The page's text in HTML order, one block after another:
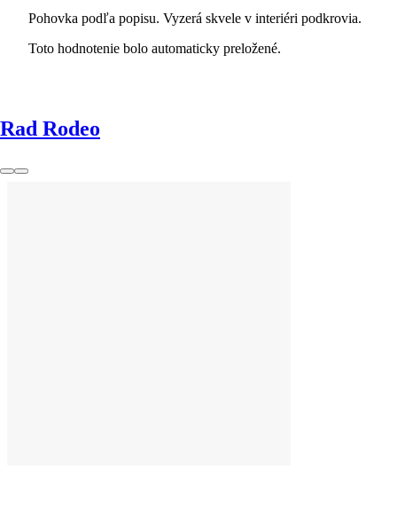
Pohovka podľa popisu. Vyzerá skvele v interiéri podkrovia.
Toto hodnotenie bolo automaticky preložené.
Rad Rodeo